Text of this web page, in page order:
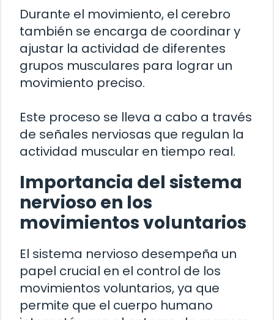
Durante el movimiento, el cerebro
también se encarga de coordinar y
ajustar la actividad de diferentes
grupos musculares para lograr un
movimiento preciso.
Este proceso se lleva a cabo a través
de señales nerviosas que regulan la
actividad muscular en tiempo real.
Importancia del sistema
nervioso en los
movimientos voluntarios
El sistema nervioso desempeña un
papel crucial en el control de los
movimientos voluntarios, ya que
permite que el cuerpo humano